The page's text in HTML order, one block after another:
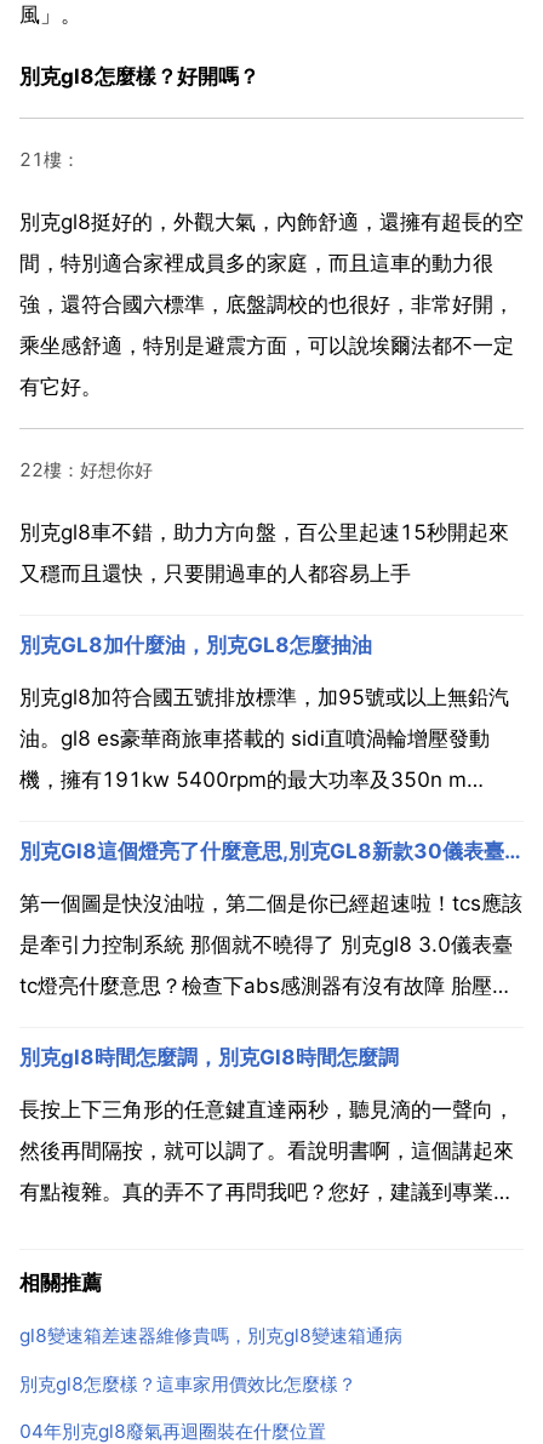
風」。
別克gl8怎麼樣？好開嗎？
21樓：
別克gl8挺好的，外觀大氣，內飾舒適，還擁有超長的空
間，特別適合家裡成員多的家庭，而且這車的動力很
強，還符合國六標準，底盤調校的也很好，非常好開，
乘坐感舒適，特別是避震方面，可以說埃爾法都不一定
有它好。
22樓：好想你好
別克gl8車不錯，助力方向盤，百公里起速15秒開起來
又穩而且還快，只要開過車的人都容易上手
別克GL8加什麼油，別克GL8怎麼抽油
別克gl8加符合國五號排放標準，加95號或以上無鉛汽
油。gl8 es豪華商旅車搭載的 sidi直噴渦輪增壓發動
機，擁有191kw 5400rpm的最大功率及350n m
加速9.3秒，百公里綜合油耗升的優異效能。全面符合
國家第六階段機動車汙染...
別克Gl8這個燈亮了什麼意思,別克GL8新款30儀表臺TC燈亮什麼意思？
第一個圖是快沒油啦，第二個是你已經超速啦！tcs應該
是牽引力控制系統 那個就不曉得了 別克gl8 3.0儀表臺
tc燈亮什麼意思？檢查下abs感測器有沒有故障 胎壓有
箱主制要指的是汽車的變bai速箱，分 du為手動 自動兩
種。手zhi動變速箱主要由齒...
別克gl8時間怎麼調，別克Gl8時間怎麼調
長按上下三角形的任意鍵直達兩秒，聽見滴的一聲向，
然後再間隔按，就可以調了。看說明書啊，這個講起來
有點複雜。真的弄不了再問我吧？您好，建議到專業的
火正時步驟如下 轉動曲軸，觀察變速器殼體上的觀察
相關推薦
gl8變速箱差速器維修貴嗎，別克gl8變速箱通病
別克gl8怎麼樣？這車家用價效比怎麼樣？
04年別克gl8廢氣再迴圈裝在什麼位置